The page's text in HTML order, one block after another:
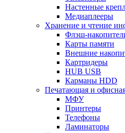
Настенные
Медиаплееры
Хранение и чтение
Флэш-
Карты памяти
Внешние
Картридеры
HUB USB
Карманы HDD
Печатающая и
МФУ
Принтеры
Телефоны
Ламинаторы